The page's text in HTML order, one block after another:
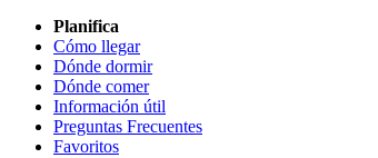
Planifica
Cómo llegar
Dónde dormir
Dónde comer
Información útil
Preguntas Frecuentes
Favoritos